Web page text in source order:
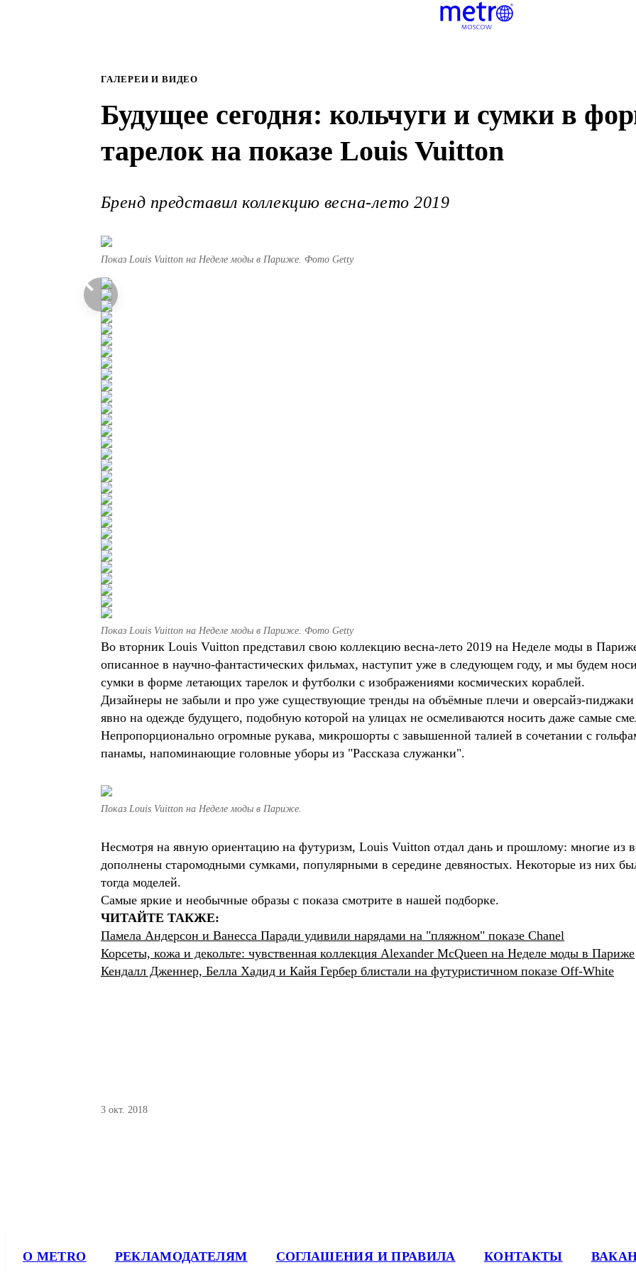
ГАЛЕРЕИ И ВИДЕО
Будущее сегодня: кольчуги и сумки в
тарелок на показе Louis Vuitton
Бренд представил коллекцию весна-лето 2019
Показ Louis Vuitton на Неделе моды в Париже. Фото Getty
Показ Louis Vuitton на Неделе моды в Париже. Фото Getty
Во вторник Louis Vuitton представил свою коллекцию весна-лето 2019 на Неделе моды в
описанное в научно-фантастических фильмах, наступит уже в следующем году, и мы будем
сумки в форме летающих тарелок и футболки с изображениями космических кораблей.
Дизайнеры не забыли и про уже существующие тренды на объёмные плечи и оверсайз-
явно на одежде будущего, подобную которой на улицах не осмеливаются носить даже самые
Непропорционально огромные рукава, микрошорты с завышенной талией в сочетании с
панамы, напоминающие головные уборы из "Рассказа служанки".
Показ Louis Vuitton на Неделе моды в Париже.
Несмотря на явную ориентацию на футуризм, Louis Vuitton отдал дань и прошлому: многие из
дополнены старомодными сумками, популярными в середине девяностых. Некоторые из них
тогда моделей.
Самые яркие и необычные образы с показа смотрите в нашей подборке.
ЧИТАЙТЕ ТАКЖЕ:
Памела Андерсон и Ванесса Паради удивили нарядами на "пляжном" показе Chanel
Корсеты, кожа и декольте: чувственная коллекция Alexander McQueen на Неделе моды в Париже
Кендалл Дженнер, Белла Хадид и Кайя Гербер блистали на футуристичном показе Off-White
3 окт. 2018
О METRO РЕКЛАМОДАТЕЛЯМ СОГЛАШЕНИЯ И ПРАВИЛА КОНТАКТЫ